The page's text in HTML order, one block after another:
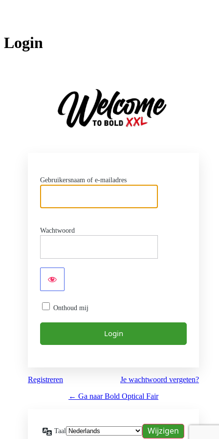
Login
Gebruikersnaam of e-mailadres
Wachtwoord
Onthoud mij
Registreren
Je wachtwoord vergeten?
← Ga naar Bold Optical Fair
Taal